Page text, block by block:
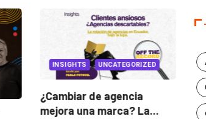
INSIGHTS UNCATEGORIZED
¿Cambiar de agencia
mejora una marca? La...